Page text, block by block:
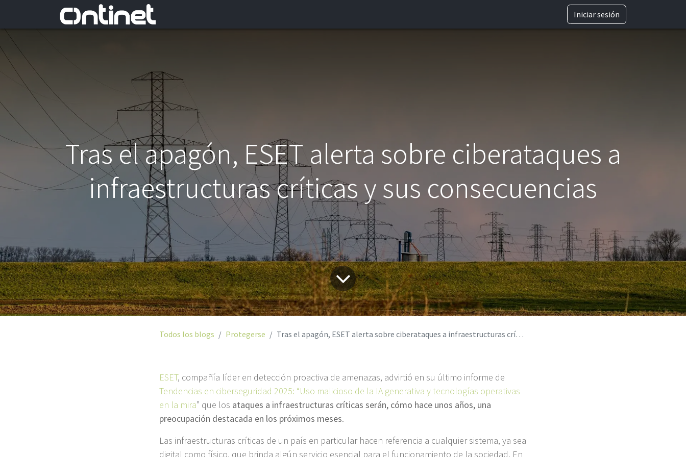
Iniciar sesión
Tras el apagón, ESET alerta sobre ciberataques a
infraestructuras críticas y sus consecuencias
Todos los blogs Protegerse Tras el apagón, ESET alerta sobre ciberataques a infraestructuras críticas y sus consecuencias
ESET, compañía líder en detección proactiva de amenazas, advirtió en su último informe de
Tendencias en ciberseguridad 2025: “Uso malicioso de la IA generativa y tecnologías operativas
en la mira” que los ataques a infraestructuras críticas serán, cómo hace unos años, una
preocupación destacada en los próximos meses.
Las infraestructuras críticas de un país en particular hacen referencia a cualquier sistema, ya sea
digital como físico, que brinda algún servicio esencial para el funcionamiento de la sociedad. En